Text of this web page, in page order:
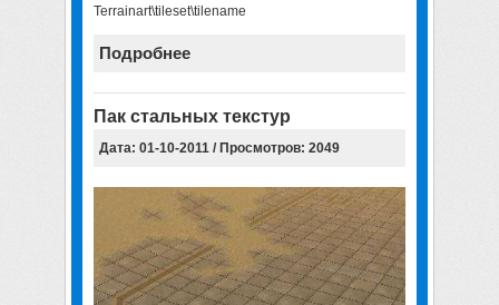
Terrainart\tileset\tilename
Подробнее
Пак стальных текстур
Дата: 01-10-2011 / Просмотров: 2049